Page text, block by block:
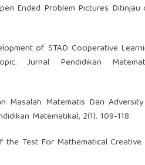
Ended Problem Pictures
of STAD Cooperative
Jurnal Pendidikan
Masalah Matematis Dan
Matematika), 2(1). 109-118.
the Test For Mathematical